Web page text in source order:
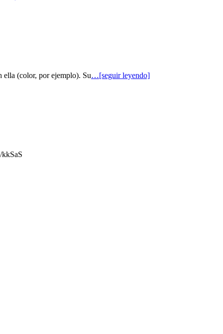
ella (color, por ejemplo). Su…[seguir leyendo]
kkSaS